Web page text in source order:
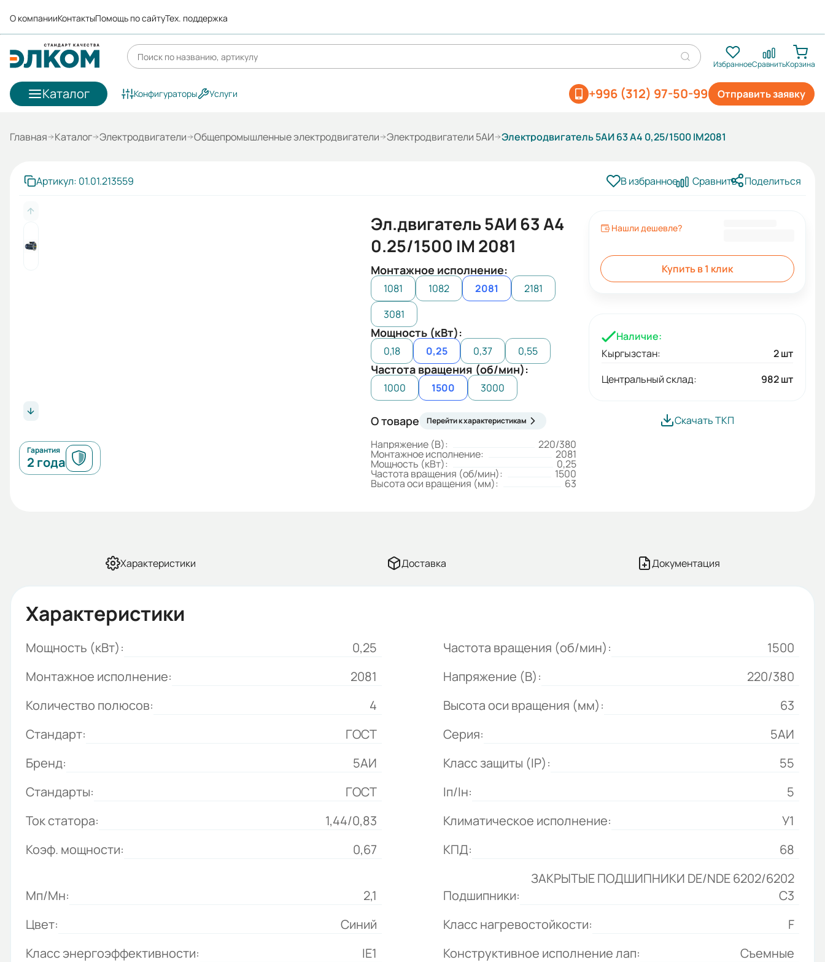
О компанииКонтактыПомощь по сайтуТех. поддержка
ИзбранноеСравнитьКорзина
Каталог Отправить заявку
+996 (312) 97-50-99
Конфигураторы Услуги
Главная Каталог Электродвигатели Общепромышленные электродвигатели Электродвигатели 5АИ Электродвигатель 5АИ 63 А4 0,25/1500 IM2081
Артикул: 01.01.213559 В избранное Сравнить Поделиться
Гарантия
2 года
Эл.двигатель 5АИ 63 А4
0.25/1500 IM 2081
Монтажное исполнение:
1081 1082 2081
2181
3081
Мощность (кВт):
0,18 0,25 0,37 0,55
Частота вращения (об/мин):
1000 1500 3000
О товаре Перейти к характеристикам
Напряжение (В): 220/380
Монтажное исполнение: 2081
Мощность (кВт): 0,25
Частота вращения (об/мин): 1500
Высота оси вращения (мм): 63
Нашли дешевле?
Купить в 1 клик
Наличие:
Кыргызстан:
2 шт
Центральный склад:
982 шт
Скачать ТКП
Характеристики Доставка Документация
Характеристики
Мощность (кВт): 0,25 Частота вращения (об/мин):
1500
Монтажное исполнение:
2081 Напряжение (В):
220/380
Количество полюсов:
4 Высота оси вращения (мм):
63
Стандарт:
ГОСТ Серия:
5АИ
Бренд:
5АИ Класс защиты (IP):
55
Стандарты:
ГОСТ Iп/Iн:
5
Ток статора:
1,44/0,83 Климатическое исполнение:
У1
Коэф. мощности:
0,67 КПД: 68
Мп/Мн: 2,1 Подшипники:
ЗАКРЫТЫЕ ПОДШИПНИКИ DE/NDE 6202/6202
С3
Цвет:
Синий Класс нагревостойкости:
F
Класс энергоэффективности:
IE1 Конструктивное исполнение лап:
Съемные